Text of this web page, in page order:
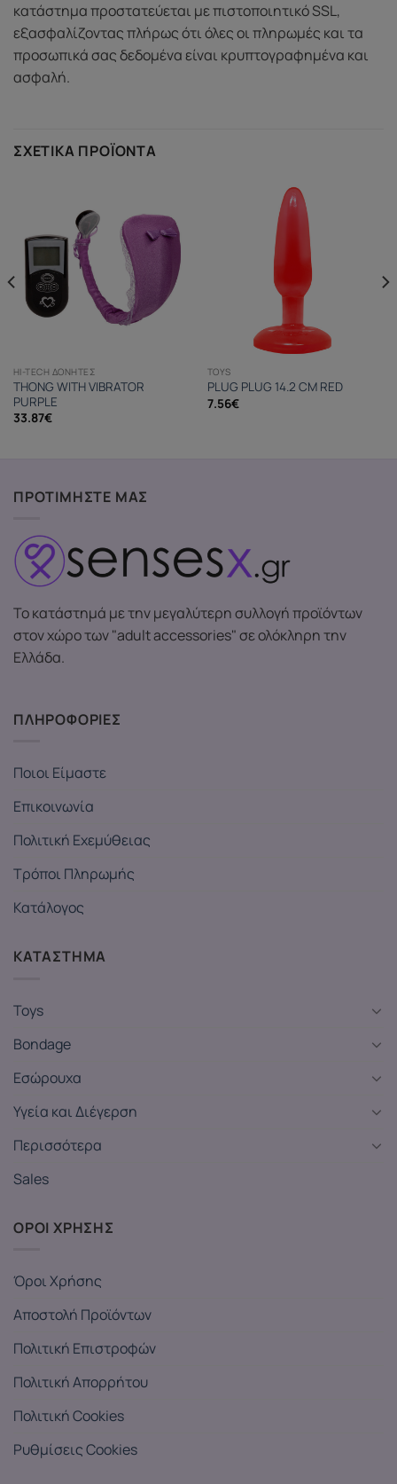
κατάστημα προστατεύεται με πιστοποιητικό SSL,
εξασφαλίζοντας πλήρως ότι όλες οι πληρωμές και τα
προσωπικά σας δεδομένα είναι κρυπτογραφημένα και
ασφαλή.
ΣΧΕΤΙΚΆ ΠΡΟΪΌΝΤΑ
HI-TECH ΔΟΝΗΤΈΣ
THONG WITH VIBRATOR
PURPLE
33.87€
TOYS
PLUG PLUG 14.2 CM RED
7.56€
ΠΡΟΤΙΜΗΣΤΕ ΜΑΣ
Το κατάστημά με την μεγαλύτερη συλλογή προϊόντων
στον χώρο των "adult accessories" σε ολόκληρη την
Ελλάδα.
ΠΛΗΡΟΦΟΡΙΕΣ
Ποιοι Είμαστε
Επικοινωνία
Πολιτική Εχεμύθειας
Τρόποι Πληρωμής
Κατάλογος
ΚΑΤΑΣΤΗΜΑ
Toys
Bondage
Εσώρουχα
Υγεία και Διέγερση
Περισσότερα
Sales
ΟΡΟΙ ΧΡΗΣΗΣ
Όροι Χρήσης
Αποστολή Προϊόντων
Πολιτική Επιστροφών
Πολιτική Απορρήτου
Πολιτική Cookies
Ρυθμίσεις Cookies